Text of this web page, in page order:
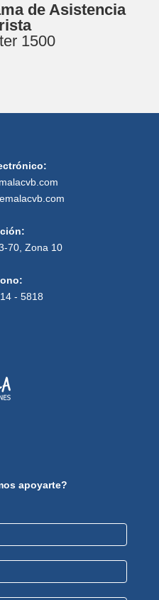
de Asistencia
1500
70, Zona 10
- 5818
apoyarte?